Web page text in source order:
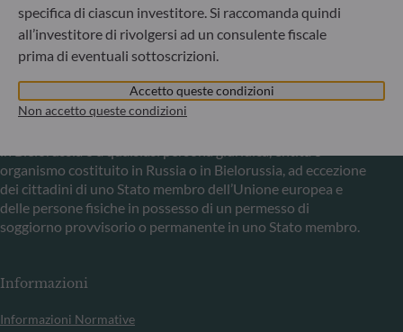
Nel quadro delle sanzioni adottate dall’Unione europea per
reagire alla crisi ucraina, Le comunichiamo che,
n°833/2014 e UE n°398/2022, la sottoscrizione di quote di
fondi gestiti dalla Società di Gestione è vietata ai cittadini
organismo costituito in Russia o in Bielorussia, ad eccezione
dei cittadini di uno Stato membro dell’Unione europea e
delle persone fisiche in possesso di un permesso di
soggiorno provvisorio o permanente in uno Stato membro.
Informazioni
Informazioni Normative
specifica di ciascun investitore. Si raccomanda quindi
all’investitore di rivolgersi ad un consulente fiscale
prima di eventuali sottoscrizioni.
Accetto queste condizioni
Non accetto queste condizioni